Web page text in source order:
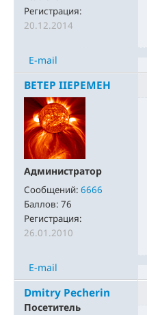
Регистрация:
20.12.2014
E-mail
BETEP IIEPEMEH
Администратор
Сообщений: 6666
Баллов: 76
Регистрация:
26.01.2010
E-mail
Dmitry Pecherin
Посетитель